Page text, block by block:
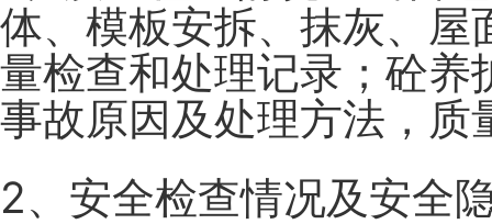
体、模板安拆、抹灰、
量检查和处理记录；砼
事故原因及处理方法，
2、安全检查情况及安全